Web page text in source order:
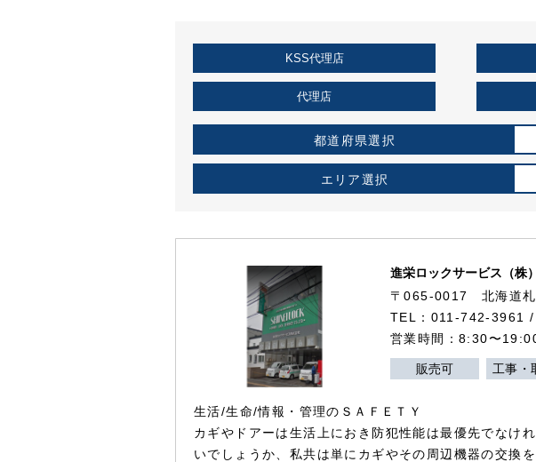
キーレックスを品番からお探しいただけます。
取扱店情報
お役立ち情報
企業様採用事例
KSS代理店
代理店
都道府県選択
エリア選択
進栄ロックサービス（株）
〒065-0017 北海道札
TEL：011-742-3961
営業時間：8:30〜
販売可 工事・
生活/生命/情報・管理のＳＡＦＥＴＹ
カギやドアーは生活上におき防犯性能は最優先でなけ
いでしょうか、私共は単にカギやその周辺機器の交換